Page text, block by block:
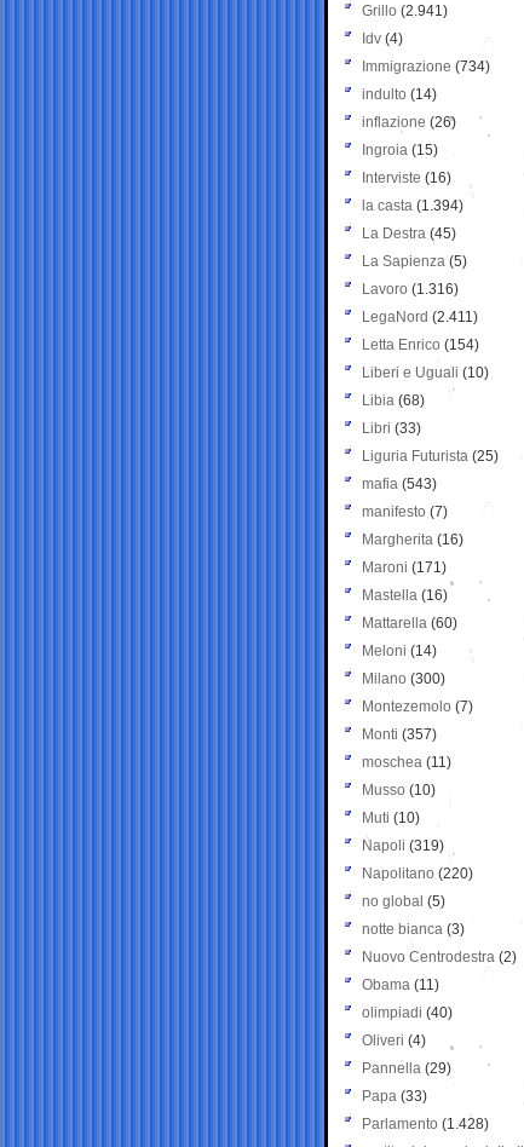
Grillo (2.941)
Idv (4)
Immigrazione (734)
indulto (14)
inflazione (26)
Ingroia (15)
Interviste (16)
la casta (1.394)
La Destra (45)
La Sapienza (5)
Lavoro (1.316)
LegaNord (2.411)
Letta Enrico (154)
Liberi e Uguali (10)
Libia (68)
Libri (33)
Liguria Futurista (25)
mafia (543)
manifesto (7)
Margherita (16)
Maroni (171)
Mastella (16)
Mattarella (60)
Meloni (14)
Milano (300)
Montezemolo (7)
Monti (357)
moschea (11)
Musso (10)
Muti (10)
Napoli (319)
Napolitano (220)
no global (5)
notte bianca (3)
Nuovo Centrodestra (2)
Obama (11)
olimpiadi (40)
Oliveri (4)
Pannella (29)
Papa (33)
Parlamento (1.428)